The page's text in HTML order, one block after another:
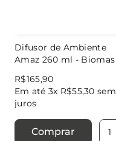
Difusor de Ambiente
Amaz 260 ml - Biomas
R$165,90
Em até 3x R$55,30 sem
juros
Comprar